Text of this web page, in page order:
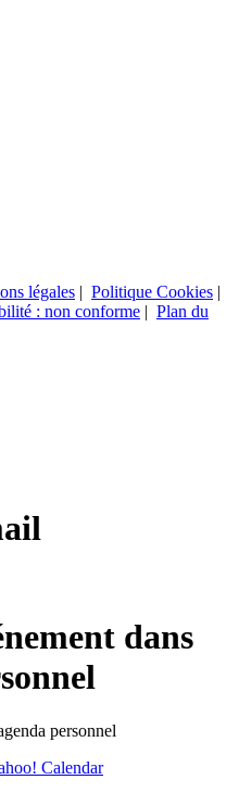
légales | Politique Cookies |
: non conforme | Plan du
dans
personnel
Calendar